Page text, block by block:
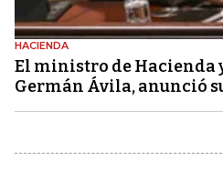
HACIENDA
El ministro de Hacienda
Germán Ávila, anunció